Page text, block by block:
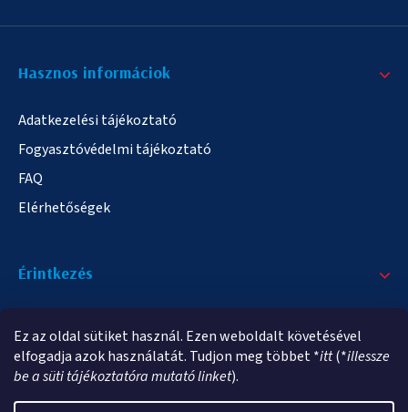
Ez az oldal sütiket használ. Ezen weboldalt követésével
elfogadja azok használatát. Tudjon meg többet *itt(*illessze
be a süti tájékoztatóra mutató linket).
Hasznos informáciok
Adatkezelési tájékoztató
Fogyasztóvédelmi tájékoztató
FAQ
Elérhetőségek
Érintkezés
info@elampa.hu